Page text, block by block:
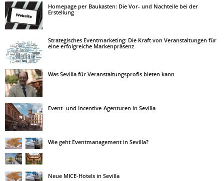
Homepage per Baukasten: Die Vor- und Nachteile bei der
Erstellung
Strategisches Eventmarketing: Die Kraft von Veranstaltungen für
eine erfolgreiche Markenpräsenz
Was Sevilla für Veranstaltungsprofis bieten kann
Event- und Incentive-Agenturen in Sevilla
Wie geht Eventmanagement in Sevilla?
Neue MICE-Hotels in Sevilla